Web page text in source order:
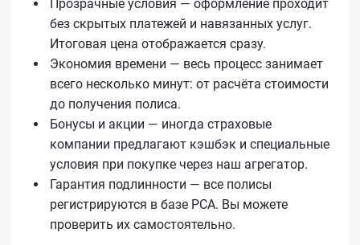
Прозрачные условия — оформление проходит
без скрытых платежей и навязанных услуг.
Итоговая цена отображается сразу.
Экономия времени — весь процесс занимает
всего несколько минут: от расчёта стоимости
до получения полиса.
Бонусы и акции — иногда страховые
компании предлагают кэшбэк и специальные
условия при покупке через наш агрегатор.
Гарантия подлинности — все полисы
регистрируются в базе РСА. Вы можете
проверить их самостоятельно.